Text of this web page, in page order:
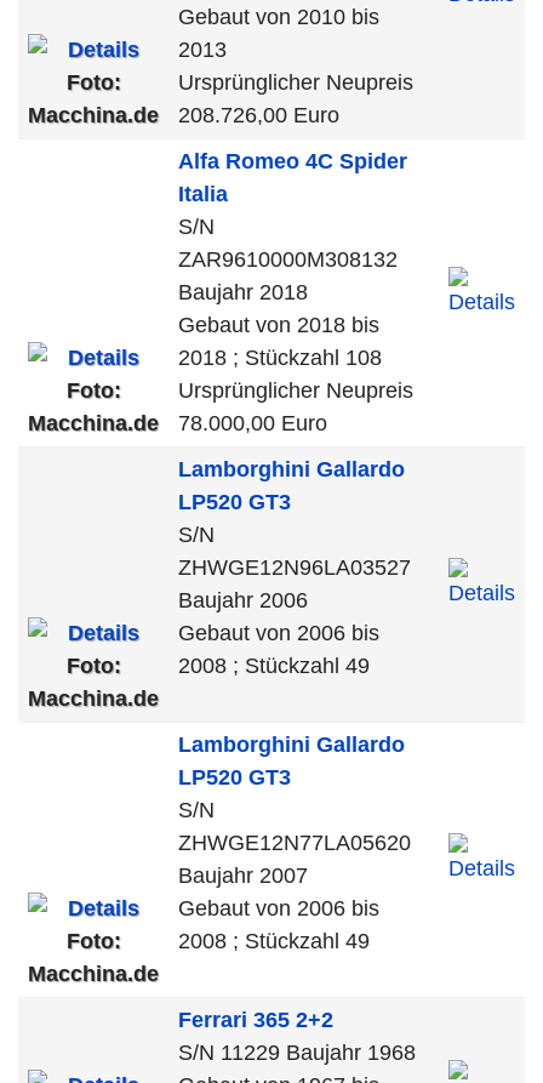
Foto:
Macchina.de
Gebaut von 2010 bis
2013
Ursprünglicher Neupreis
208.726,00 Euro
Foto:
Macchina.de
Alfa Romeo 4C Spider
Italia
S/N
ZAR9610000M308132
Baujahr 2018
Gebaut von 2018 bis
2018 ; Stückzahl 108
Ursprünglicher Neupreis
78.000,00 Euro
Foto:
Macchina.de
Lamborghini Gallardo
LP520 GT3
S/N
ZHWGE12N96LA03527
Baujahr 2006
Gebaut von 2006 bis
2008 ; Stückzahl 49
Foto:
Macchina.de
Lamborghini Gallardo
LP520 GT3
S/N
ZHWGE12N77LA05620
Baujahr 2007
Gebaut von 2006 bis
2008 ; Stückzahl 49
Ferrari 365 2+2
S/N 11229 Baujahr 1968